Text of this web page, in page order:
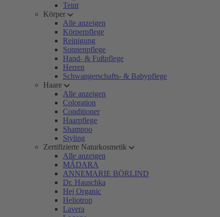
Teint
Körper
Alle anzeigen
Körperpflege
Reinigung
Sonnenpflege
Hand- & Fußpflege
Herren
Schwangerschafts- & Babypflege
Haare
Alle anzeigen
Coloration
Conditioner
Haarpflege
Shampoo
Styling
Zertifizierte Naturkosmetik
Alle anzeigen
MÁDARA
ANNEMARIE BÖRLIND
Dr. Hauschka
Hej Organic
Heliotrop
Lavera